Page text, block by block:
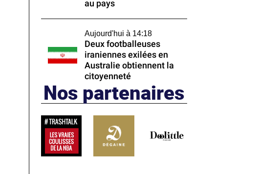
au pays
Aujourd'hui à 14:18
Deux footballeuses
iraniennes exilées en
Australie obtiennent la
citoyenneté
Nos partenaires